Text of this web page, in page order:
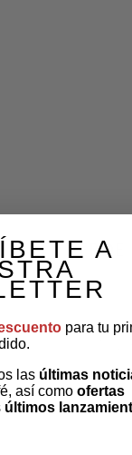
TÉ
Té
A
para tu
las últimas
así como ofertas
últimos